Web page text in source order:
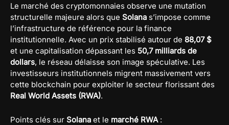
Le marché des cryptomonnaies observe une mutation
structurelle majeure alors que Solana s’impose comme
l’infrastructure de référence pour la finance
institutionnelle. Avec un prix stabilisé autour de 88,07 $
et une capitalisation dépassant les 50,7 milliards de
dollars, le réseau délaisse son image spéculative. Les
investisseurs institutionnels migrent massivement vers
cette blockchain pour exploiter le secteur florissant des
Real World Assets (RWA).
Points clés sur Solana et le marché RWA: